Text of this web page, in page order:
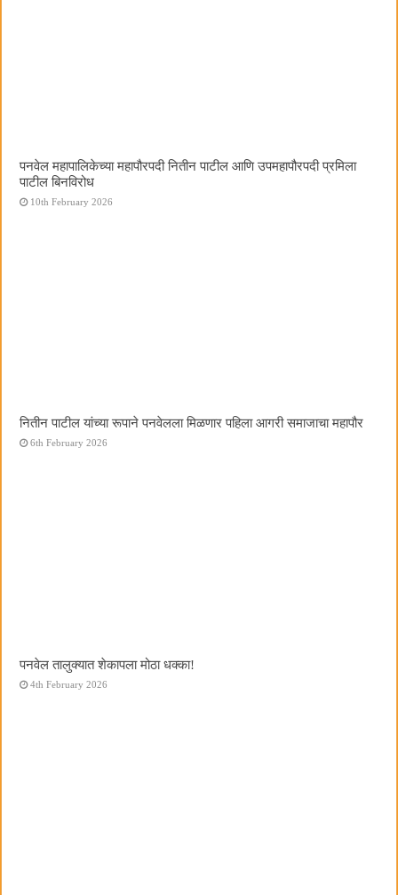
पनवेल महापालिकेच्या महापौरपदी नितीन पाटील आणि उपमहापौरपदी प्रमिला
पाटील बिनविरोध
10th February 2026
नितीन पाटील यांच्या रूपाने पनवेलला मिळणार पहिला आगरी समाजाचा महापौर
6th February 2026
पनवेल तालुक्यात शेकापला मोठा धक्का!
4th February 2026